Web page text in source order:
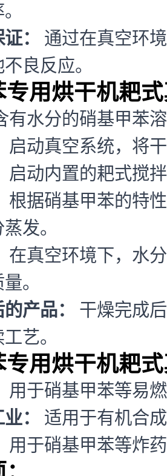
：
通过在真空环
良反应。
专用烘干机耙
有水分的硝基甲苯
启动真空系统，将
启动内置的耙式搅
根据硝基甲苯的特
发。
在真空环境下，水
。
产品：
干燥完成
艺。
专用烘干机耙
用于硝基甲苯等易
：
适用于有机合
用于硝基甲苯等炸